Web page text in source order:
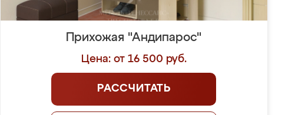
Прихожая "Андипарос"
Цена: от 16 500 руб.
РАССЧИТАТЬ